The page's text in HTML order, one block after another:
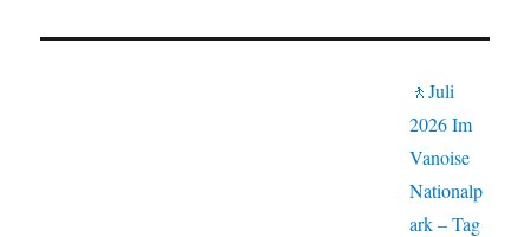
🚶Juli
2026 Im
Vanoise
Nationalp
ark – Tag